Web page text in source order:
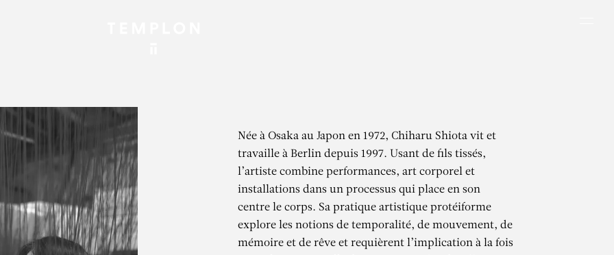
Née à Osaka au Japon en 1972, Chiharu Shiota vit et
travaille à Berlin depuis 1997. Usant de fils tissés,
l’artiste combine performances, art corporel et
installations dans un processus qui place en son
centre le corps. Sa pratique artistique protéiforme
explore les notions de temporalité, de mouvement, de
mémoire et de rêve et requièrent l’implication à la fois